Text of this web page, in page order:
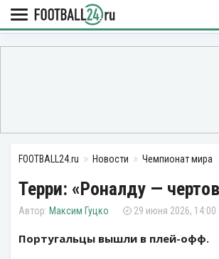
FOOTBALL24.ru Новости Чемпионат мира
Терри: «Роналду —
Максим Гуцко 29 июня 2026, 14:00
Португальцы вышли в плей-офф.